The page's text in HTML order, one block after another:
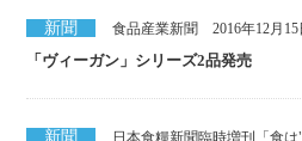
新聞 食品産業新聞 2016年12月15
「ヴィーガン」シリーズ2品発売
新聞
日本食糧新聞臨時増刊「食